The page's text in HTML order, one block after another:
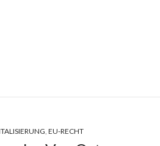
– Was ist zu beachten?
, EU-RECHT